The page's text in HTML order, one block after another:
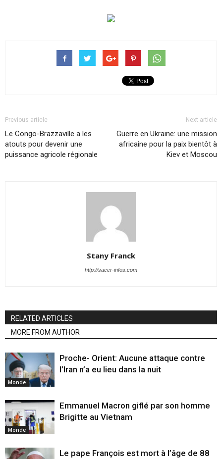
Previous article
Le Congo-Brazzaville a les
atouts pour devenir une
puissance agricole régionale
Next article
Guerre en Ukraine: une mission
africaine pour la paix bientôt à
Kiev et Moscou
Stany Franck
http://sacer-infos.com
RELATED ARTICLES
MORE FROM AUTHOR
Monde
Proche- Orient: Aucune attaque contre
l’Iran n’a eu lieu dans la nuit
Monde
Emmanuel Macron giflé par son homme
Brigitte au Vietnam
Le pape François est mort à l’âge de 88